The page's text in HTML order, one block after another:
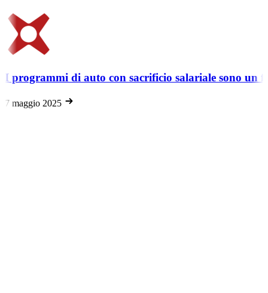
I programmi di auto con sacrificio salariale sono un
7 maggio 2025